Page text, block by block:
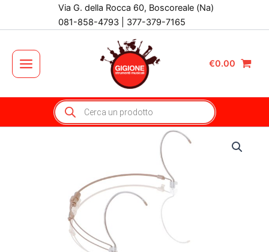
Via G. della Rocca 60, Boscoreale (Na)
081-858-4793 | 377-379-7165
Main
Menu
€0.00
Products
search